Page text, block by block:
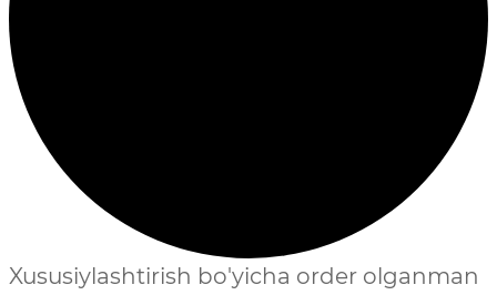
Xususiylashtirish bo'yicha order olganman